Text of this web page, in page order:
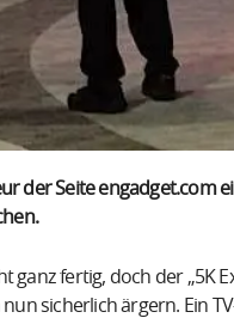
der Seite engadget.com
ganz fertig, doch der „5K
sicherlich ärgern. Ein